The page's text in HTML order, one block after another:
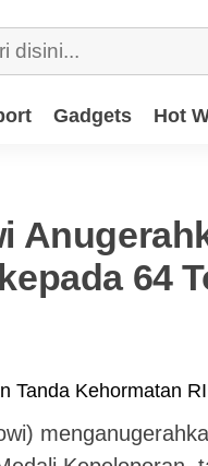
Gadgets Hot
64